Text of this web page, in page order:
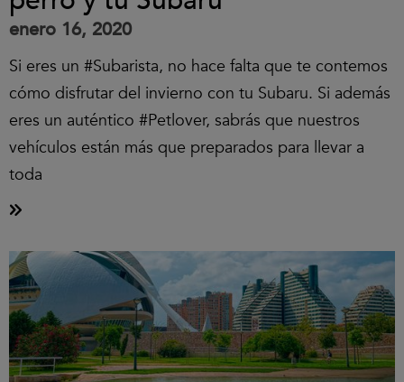
enero 16, 2020
Si eres un #Subarista, no hace falta que te contemos
cómo disfrutar del invierno con tu Subaru. Si además
eres un auténtico #Petlover, sabrás que nuestros
vehículos están más que preparados para llevar a
toda